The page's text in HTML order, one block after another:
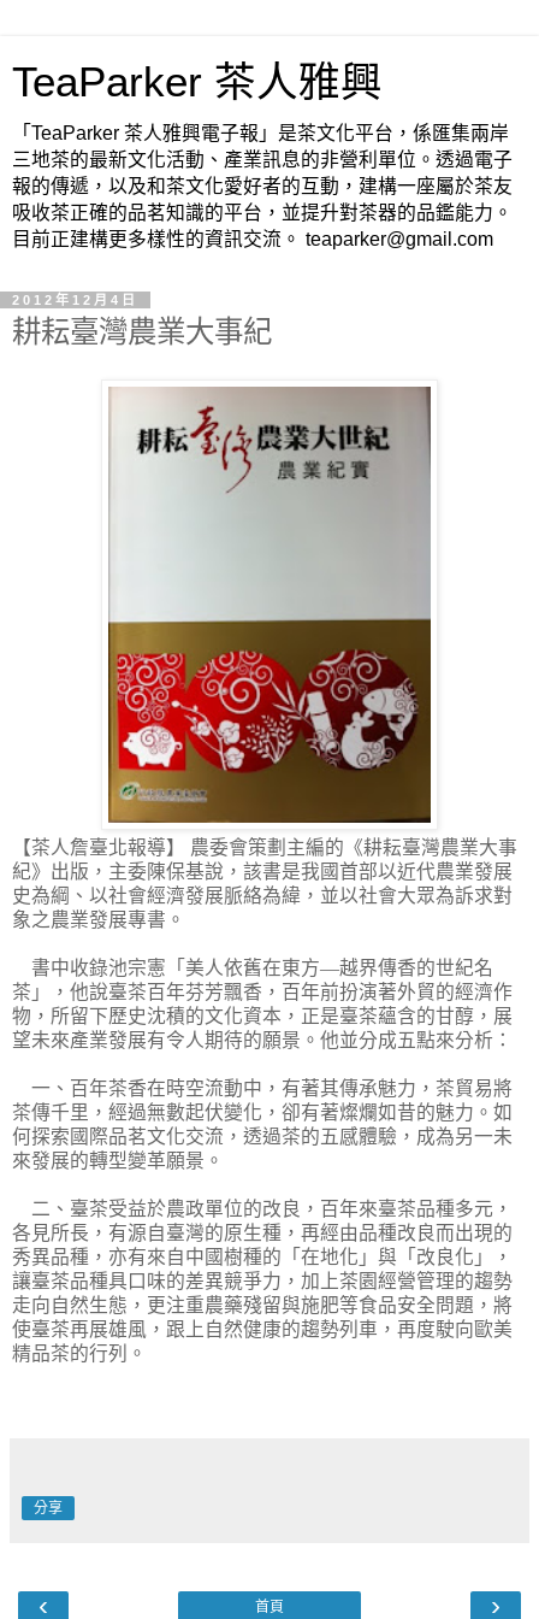
TeaParker 茶人雅興
「TeaParker 茶人雅興電子報」是茶文化平台，係匯集兩岸
三地茶的最新文化活動、產業訊息的非營利單位。透過電子
報的傳遞，以及和茶文化愛好者的互動，建構一座屬於茶友
吸收茶正確的品茗知識的平台，並提升對茶器的品鑑能力。
目前正建構更多樣性的資訊交流。 teaparker@gmail.com
2012年12月4日
耕耘臺灣農業大事紀
【茶人詹臺北報導】
農委會策劃主編的《耕耘臺灣農業大事
紀》出版，主委陳保基說，該書是我國首部以近代農業發展
史為綱、以社會經濟發展脈絡為緯，並以社會大眾為訴求對
象之農業發展專書。
書中收錄池宗憲「美人依舊在東方—越界傳香的世紀名
茶」，他說臺茶百年芬芳飄香，百年前扮演著外貿的經濟作
物，所留下歷史沈積的文化資本，正是臺茶蘊含的甘醇，展
望未來產業發展有令人期待的願景。他並分成五點來分析：
一、百年茶香在時空流動中，有著其傳承魅力，茶貿易將
茶傳千里，經過無數起伏變化，卻有著燦爛如昔的魅力。如
何探索國際品茗文化交流，透過茶的五感體驗，成為另一未
來發展的轉型變革願景。
二、臺茶受益於農政單位的改良，百年來臺茶品種多元，
各見所長，有源自臺灣的原生種，再經由品種改良而出現的
秀異品種，亦有來自中國樹種的「在地化」與「改良化」，
讓臺茶品種具口味的差異競爭力，加上茶園經營管理的趨勢
走向自然生態，更注重農藥殘留與施肥等食品安全問題，將
使臺茶再展雄風，跟上自然健康的趨勢列車，再度駛向歐美
精品茶的行列。
分享
‹ ›
首頁